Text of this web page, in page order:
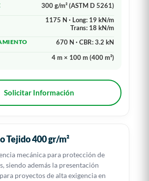
300 g/m² (ASTM D 5261)
1175 N · Long: 19 kN/m
Trans: 18 kN/m
670 N · CBR: 3.2 kN
4 m × 100 m (400 m²)
Solicitar Información
Tejido 400 gr/m²
mecánica para protección de
siendo además la presentación
proyectos de alta exigencia en